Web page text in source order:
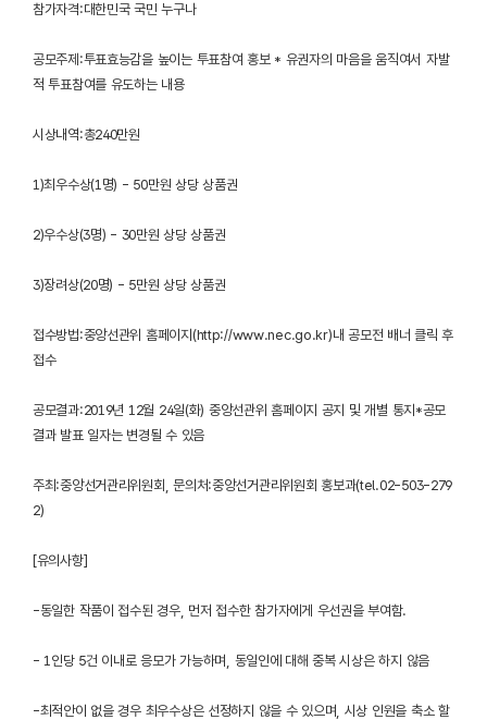
참가자격:대한민국 국민 누구나
공모주제:투표효능감을 높이는 투표참여 홍보 * 유권자의 마음을 움직여서 자발
적 투표참여를 유도하는 내용
시상내역:총240만원
1)최우수상(1명) - 50만원 상당 상품권
2)우수상(3명) - 30만원 상당 상품권
3)장려상(20명) - 5만원 상당 상품권
접수방법:중앙선관위 홈페이지(http://www.nec.go.kr)내 공모전 배너 클릭 후
접수
공모결과:2019년 12월 24일(화) 중앙선관위 홈페이지 공지 및 개별 통지*공모
결과 발표 일자는 변경될 수 있음
주최:중앙선거관리위원회, 문의처:중앙선거관리위원회 홍보과(tel.02-503-279
2)
[유의사항]
-동일한 작품이 접수된 경우, 먼저 접수한 참가자에게 우선권을 부여함.
- 1인당 5건 이내로 응모가 가능하며, 동일인에 대해 중복 시상은 하지 않음
-최적안이 없을 경우 최우수상은 선정하지 않을 수 있으며, 시상 인원을 축소 할